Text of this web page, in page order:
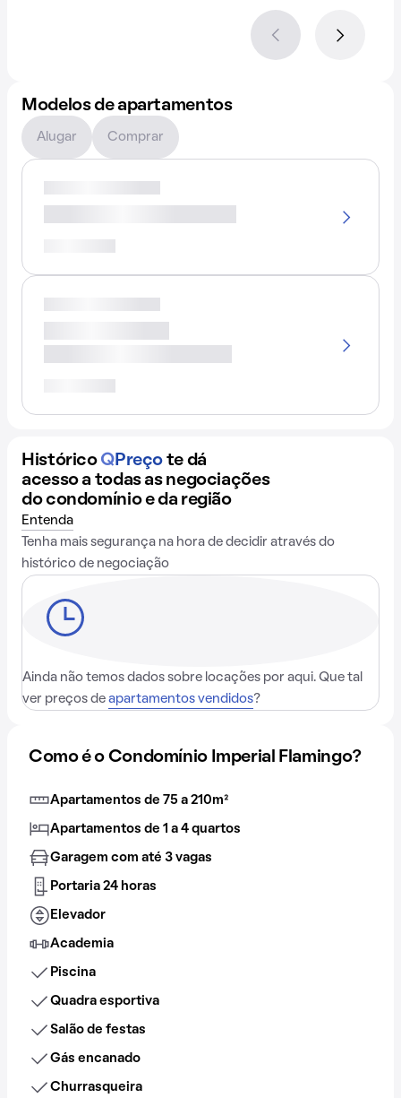
Modelos de apartamentos
Alugar Comprar
Histórico QPreço te dá
acesso a todas as negociações
do condomínio e da região
Entenda
Tenha mais segurança na hora de decidir através do
histórico de negociação
Ainda não temos dados sobre locações por aqui. Que tal
ver preços de apartamentos vendidos?
Como é o Condomínio Imperial Flamingo?
Apartamentos de 75 a 210m²
Apartamentos de 1 a 4 quartos
Garagem com até 3 vagas
Portaria 24 horas
Elevador
Academia
Piscina
Quadra esportiva
Salão de festas
Gás encanado
Churrasqueira